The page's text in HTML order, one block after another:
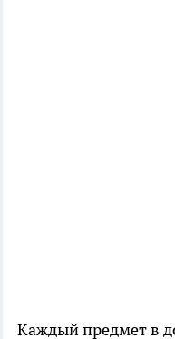
Каждый предмет в